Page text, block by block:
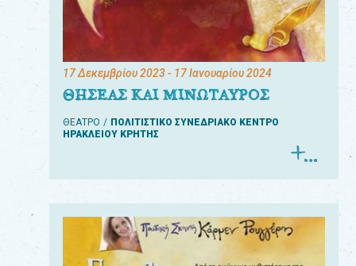
17 Δεκεμβρίου 2023- 17 Ιανουαρίου 2024
ΘΗΣΕΑΣ ΚΑΙ ΜΙΝΩΤΑΥΡΟΣ
ΘΕΑΤΡΟ
ΠΟΛΙΤΙΣΤΙΚΟ ΣΥΝΕΔΡΙΑΚΟ ΚΕΝΤΡΟ
ΗΡΑΚΛΕΙΟΥ ΚΡΗΤΗΣ